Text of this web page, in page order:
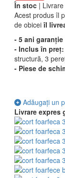
În stoc |
Acest produs îl
de obiceiîl
- 5 ani
- Inclus în preț:
structură, 3
- Piese de
Adăugați un
Livrare expres